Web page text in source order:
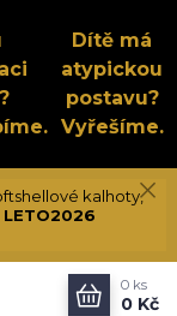
Dítě má
atypickou
postavu?
Vyřešíme.
kalhoty,
LETO2026
0 ks
0 Kč